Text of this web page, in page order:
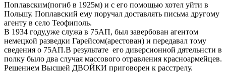
Поплавским(погиб в 1925м) и с его помощью хотел уйти в
Польшу. Поплавский ему поручал доставлять письма другому
агенту в село Теофиполь.
В 1934 году,уже служа в 75АП, был завербован агентом
немецкой разведки Гарейсом(арестован) и передавал тому
сведения о 75АП.В результате его диверсионной дятельнсти в
полку было два случая массового отравления красноармейцев.
Решением Высшей ДВОЙКИ приговорен к расстрелу.